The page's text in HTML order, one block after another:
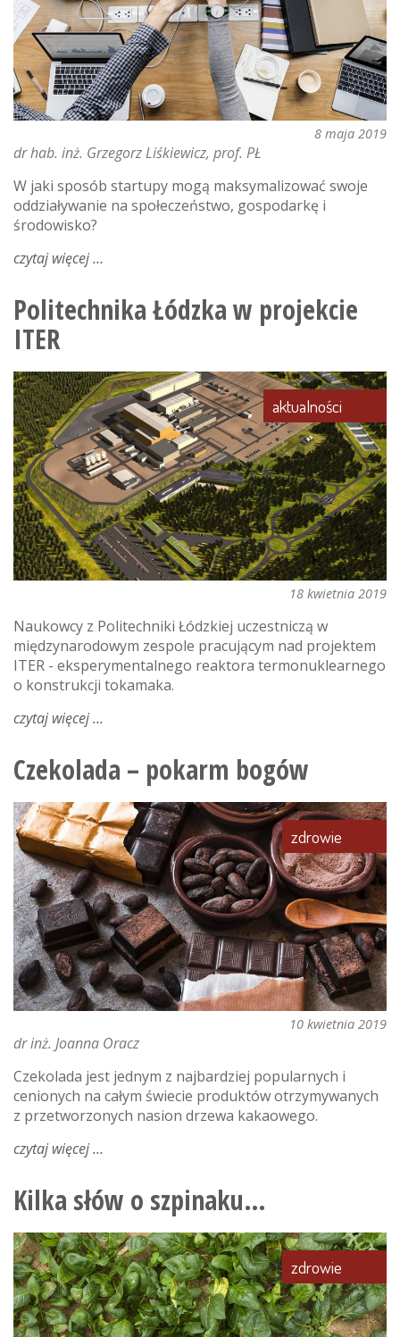
8 maja 2019
dr hab. inż. Grzegorz Liśkiewicz, prof. PŁ
W jaki sposób startupy mogą maksymalizować swoje
oddziaływanie na społeczeństwo, gospodarkę i
środowisko?
czytaj więcejo
jako
usługa,
łódź
powinna
wspierać
startupy
według
byłego
prezesa
ibm.
część
ii
Politechnika Łódzka w projekcie
ITER
aktualności
18 kwietnia 2019
Naukowcy z Politechniki Łódzkiej uczestniczą w
międzynarodowym zespole pracującym nad projektem
ITER - eksperymentalnego reaktora termonuklearnego
o konstrukcji tokamaka.
czytaj więcejo
łódzka
w
iter
Czekolada – pokarm bogów
zdrowie
10 kwietnia 2019
dr inż. Joanna Oracz
Czekolada jest jednym z najbardziej popularnych i
cenionych na całym świecie produktów otrzymywanych
z przetworzonych nasion drzewa kakaowego.
czytaj więcejo
–
pokarm
Kilka słów o szpinaku…
zdrowie